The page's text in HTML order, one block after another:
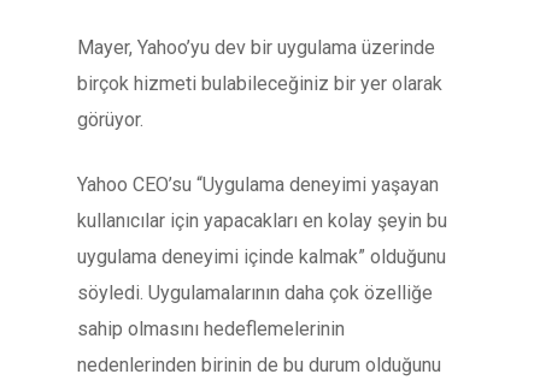
Mayer, Yahoo’yu dev bir uygulama üzerinde
birçok hizmeti bulabileceğiniz bir yer olarak
görüyor.
Yahoo CEO’su “Uygulama deneyimi yaşayan
kullanıcılar için yapacakları en kolay şeyin bu
uygulama deneyimi içinde kalmak” olduğunu
söyledi. Uygulamalarının daha çok özelliğe
sahip olmasını hedeflemelerinin
nedenlerinden birinin de bu durum olduğunu